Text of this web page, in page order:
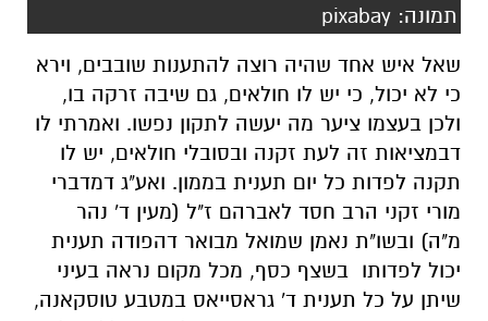
תמונה: pixabay
שאל איש אחד שהיה רוצה להתענות שובבים, וירא
כי לא יכול, כי יש לו חולאים, גם שיבה זרקה בו,
ולכן בעצמו ציער מה יעשה לתקון נפשו. ואמרתי לו
דבמציאות זה לעת זקנה ובסובלי חולאים, יש לו
תקנה לפדות כל יום תענית בממון. ואע"ג דמדברי
מורי זקני הרב חסד לאברהם ז"ל (מעין ד' נהר
מ"ה) ובשו"ת נאמן שמואל מבואר דהפודה תענית
יכול לפדותו בשצף כסף, מכל מקום נראה בעיני
שיתן על כל תענית ד' גראסייאס במטבע טוסקאנה,